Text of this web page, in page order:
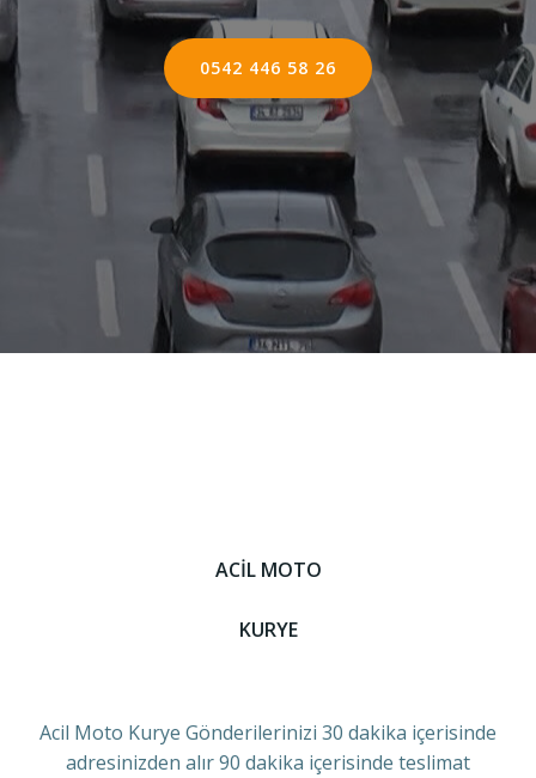
0542 446 58 26
ACİL MOTO
KURYE
Acil Moto Kurye Gönderilerinizi 30 dakika içerisinde
adresinizden alır 90 dakika içerisinde teslimat